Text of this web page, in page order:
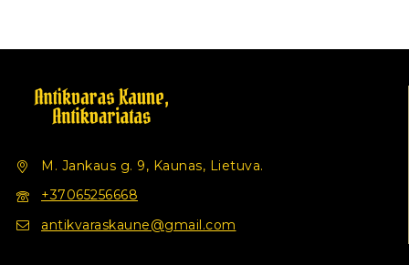
M. Jankaus g. 9, Kaunas, Lietuva.
+37065256668
antikvaraskaune@gmail.com